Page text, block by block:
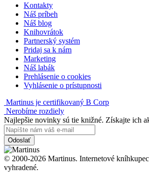
Kontakty
Náš príbeh
Náš blog
Knihovrátok
Partnerský systém
Pridaj sa k nám
Marketing
Náš labák
Prehlásenie o cookies
Vyhlásenie o prístupnosti
Martinus je certifikovaný B Corp
Nerobíme rozdiely
Najlepšie novinky sú tie knižné. Získajte ich
Odoslať
© 2000-2026 Martinus. Internetové
vyhradené.